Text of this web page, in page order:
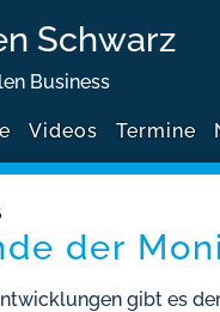
Schwarz
Business
Videos Termine
der
gibt es